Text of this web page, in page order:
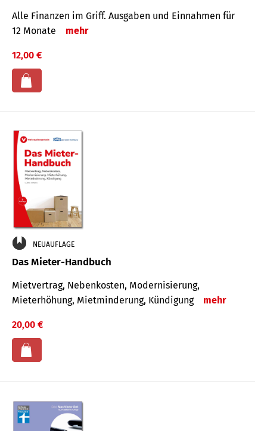
Alle Finanzen im Griff. Aus­gaben und Ein­nahmen für
12 Monate
mehr
12,00 €
NEUAUFLAGE
Das Mieter-Handbuch
Mietvertrag, Nebenkosten, Modernisierung,
Mieterhöhung, Mietminderung, Kündigung
mehr
20,00 €